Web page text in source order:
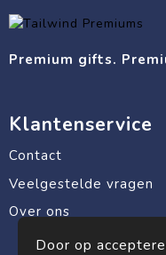
Premium gifts.
Klantenservice
Contact
Veelgestelde vragen
Over ons
Door op